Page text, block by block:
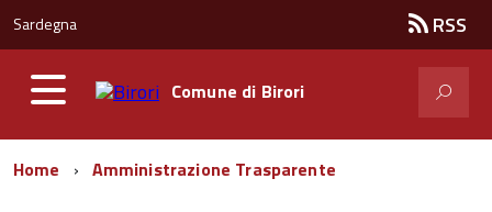
Sardegna RSS
Comune di Birori
Home Amministrazione Trasparente